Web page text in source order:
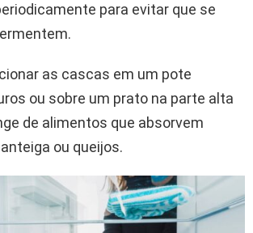
para evitar que se
as cascas em um pote
ou sobre um prato na parte alta
de alimentos que absorvem
ou queijos.